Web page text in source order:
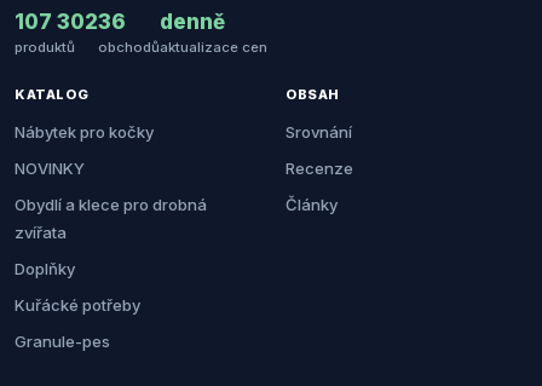
107 302
produktů
36
obchodů
denně
aktualizace cen
KATALOG
Nábytek pro kočky
NOVINKY
Obydlí a klece pro drobná
zvířata
Doplňky
Kuřácké potřeby
Granule-pes
OBSAH
Srovnání
Recenze
Články